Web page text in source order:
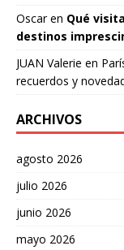
Oscaren Qué
destinos
JUAN Valerie en
recuerdos y
ARCHIVOS
agosto 2026
julio 2026
junio 2026
mayo 2026